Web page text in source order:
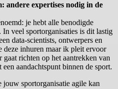
andere expertises nodig in de
je hebt alle benodigde
veel sportorganisaties is dit lastig
data-scientists, ontwerpers en
inhuren maar ik pleit ervoor
gaat richten op het aantrekken van
aandachtspunt binnen de sport.
jouw sportorganisatie agile kan